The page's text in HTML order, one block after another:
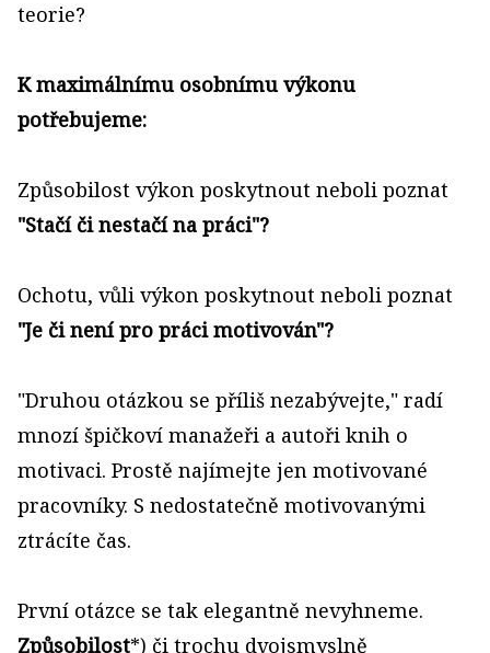
teorie?
K maximálnímu osobnímu výkonu
potřebujeme:
Způsobilost výkon poskytnout neboli poznat
"Stačí či nestačí na práci"?
Ochotu, vůli výkon poskytnout neboli poznat
"Je či není pro práci motivován"?
"Druhou otázkou se příliš nezabývejte," radí
mnozí špičkoví manažeři a autoři knih o
motivaci. Prostě najímejte jen motivované
pracovníky. S nedostatečně motivovanými
ztrácíte čas.
První otázce se tak elegantně nevyhneme.
Způsobilost*) či trochu dvojsmyslně